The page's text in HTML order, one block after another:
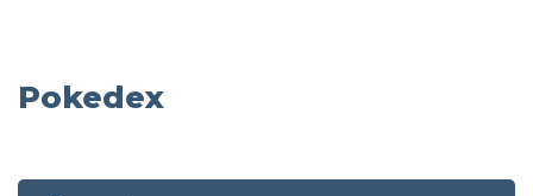
Pokedex